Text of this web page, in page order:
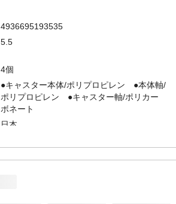
4936695193535
5.5
4個
●キャスター本体/ポリプロピレン ●本体軸/
ポリプロピレン ●キャスター軸/ポリカー
ボネート
日本